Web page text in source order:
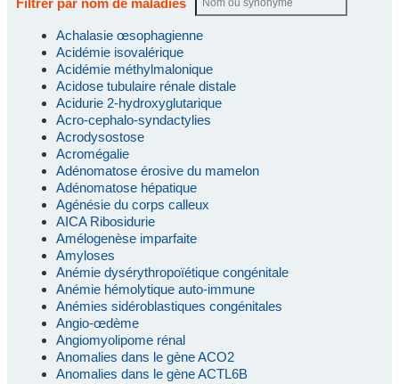
Achalasie œsophagienne
Acidémie isovalérique
Acidémie méthylmalonique
Acidose tubulaire rénale distale
Acidurie 2-hydroxyglutarique
Acro-cephalo-syndactylies
Acrodysostose
Acromégalie
Adénomatose érosive du mamelon
Adénomatose hépatique
Agénésie du corps calleux
AICA Ribosidurie
Amélogenèse imparfaite
Amyloses
Anémie dysérythropoïétique congénitale
Anémie hémolytique auto-immune
Anémies sidéroblastiques congénitales
Angio-œdème
Angiomyolipome rénal
Anomalies dans le gène ACO2
Anomalies dans le gène ACTL6B